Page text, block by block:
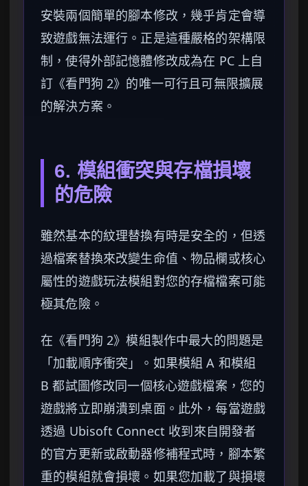
安裝兩個簡單的腳本修改，幾乎肯定會導
致遊戲無法運行。正是這種嚴格的架構限
制，使得外部記憶體修改成為在 PC 上自
訂《看門狗 2》的唯一可行且可無限擴展
的解決方案。
6. 模組衝突與存檔損壞
的危險
雖然基本的紋理替換有時是安全的，但透
過檔案替換來改變生命值、物品欄或核心
屬性的遊戲玩法模組對您的存檔檔案可能
極其危險。
在《看門狗 2》模組製作中最大的問題是
「加載順序衝突」。如果模組 A 和模組
B 都試圖修改同一個核心遊戲檔案，您的
遊戲將立即崩潰到桌面。此外，每當遊戲
透過 Ubisoft Connect 收到來自開發者
的官方更新或啟動器修補程式時，腳本繁
重的模組就會損壞。如果您加載了與損壞